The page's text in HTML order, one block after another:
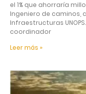
el 1% que ahorraría
Ingeniero de caminos,
Infraestructuras
coordinador
Leer más »